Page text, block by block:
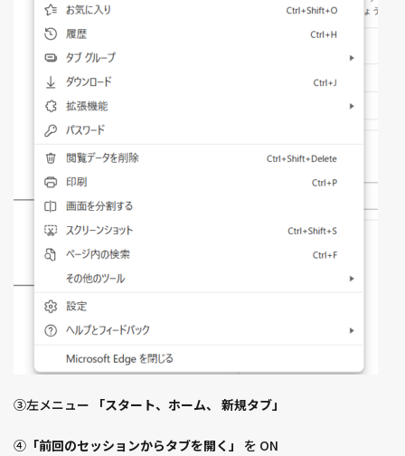
③左メニュー 「スタート、ホーム、 新規タブ」
④ 「前回のセッションからタブを開く」 を ON